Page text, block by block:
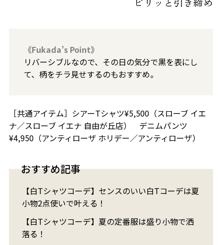
ピリッと引き締め
《Fukada’s Point》
リバーシブルなので、その日の気分で黒を表にし
て、柄をチラ見せするのもおすすめ。
［共通アイテム］シアーTシャツ¥5,500（スローブ イエ
ナ／スローブ イエナ 自由が丘店） デニムパンツ
¥4,950（アンティローザ ホリデー／アンティローザ）
おすすめ記事
【白Tシャツコーデ】センスのいい白Tコーデは夏
小物2点使いで叶える！
【白Tシャツコーデ】夏の定番服は盛り小物で洒
落る！